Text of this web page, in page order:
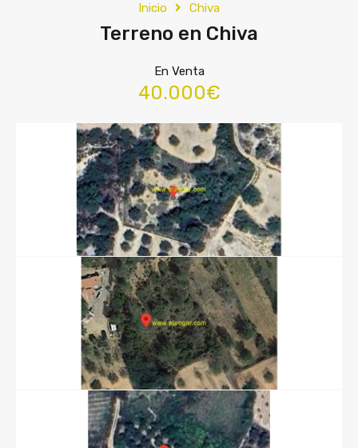
Inicio Chiva
Terreno en Chiva
En Venta
40.000€